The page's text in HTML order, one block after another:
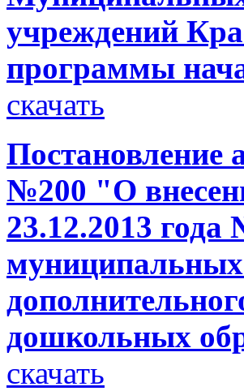
учреждений
программы
скачать
Постановление
№200 "О
23.12.2013
муниципальных
дошкольных
скачать